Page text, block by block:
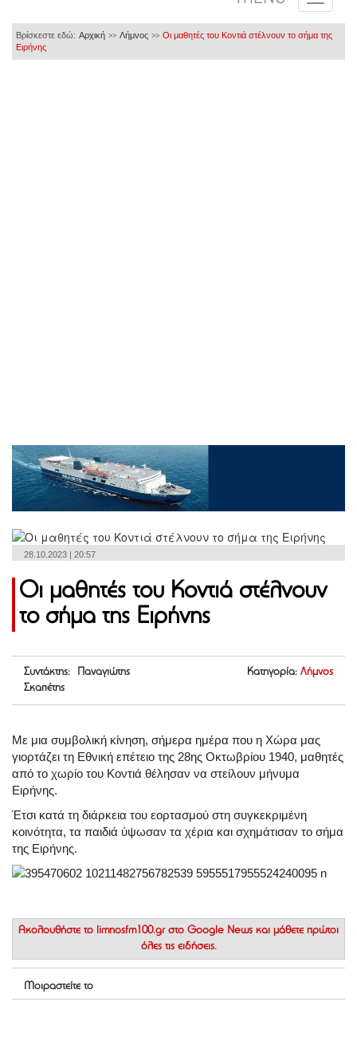
Βρίσκεστε εδώ: Αρχική >> Λήμνος >> Οι μαθητές του Κοντιά στέλνουν το σήμα της
Ειρήνης
28.10.2023 | 20:57
Οι μαθητές του Κοντιά στέλνουν
το σήμα της Ειρήνης
Συντάκτης: Παναγιώτης
Σκαπέτης
Κατηγορία: Λήμνος
Με μια συμβολική κίνηση, σήμερα ημέρα που η Χώρα μας
γιορτάζει τη Εθνική επέτειο της 28ης Οκτωβρίου 1940, μαθητές
από το χωρίο του Κοντιά θέλησαν να στείλουν μήνυμα
Ειρήνης.
Έτσι κατά τη διάρκεια του εορτασμού στη συγκεκριμένη
κοινότητα, τα παιδιά ύψωσαν τα χέρια και σχημάτισαν το σήμα
της Ειρήνης.
Ακολουθήστε το limnosfm100.gr στο Google News και μάθετε πρώτοι
όλες τις ειδήσεις.
Μοιραστείτε το